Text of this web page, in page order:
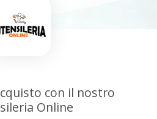
con il nostro
Online